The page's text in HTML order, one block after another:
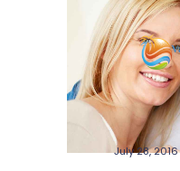
July 28, 2016
Services
Media
Contact